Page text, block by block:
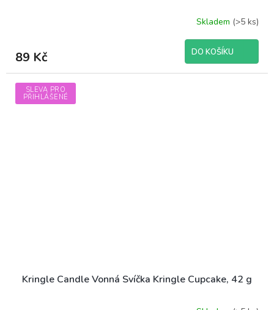
Skladem (>5 ks)
89 Kč DO KOŠÍKU
SLEVA PRO
PŘIHLÁŠENÉ
Kringle Candle Vonná Svíčka Kringle Cupcake, 42 g